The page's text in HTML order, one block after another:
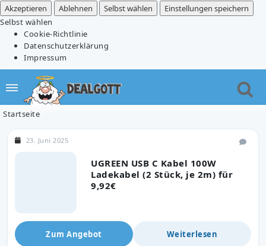
Akzeptieren
Ablehnen Selbst wählen
Einstellungen speichern
Selbst wählen
Cookie-Richtlinie
Datenschutzerklärung
Impressum
Startseite
UGREEN USB C Kabel 100W
Ladekabel (2 Stück, je 2m) für
9,92€
23. Juni 2025
Zum Angebot Weiterlesen